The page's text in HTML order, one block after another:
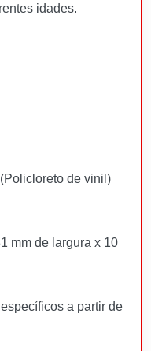
idades.
de vinil)
mm de largura x 10
a partir de